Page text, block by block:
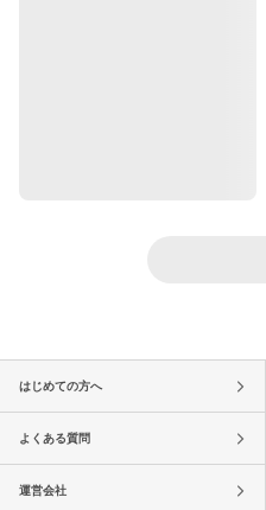
はじめての方へ
よくある質問
運営会社